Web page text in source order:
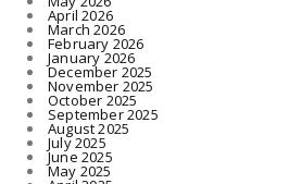
April 2026
March 2026
February 2026
January 2026
December 2025
November 2025
October 2025
September 2025
August 2025
July 2025
June 2025
May 2025